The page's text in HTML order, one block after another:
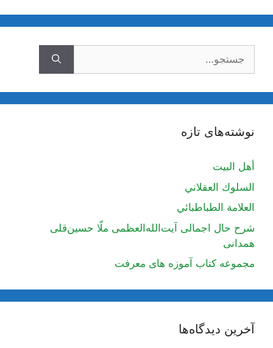
نوشته‌های تازه
أهل البيت
السلوك العقلاني
العلامة الطباطبائي
شرح حال اجمالی آیت‌الله‌العظمی ملّا حسین‌قلی
همدانی
مجموعه کتاب آموزه های معرفت
آخرین دیدگاه‌ها